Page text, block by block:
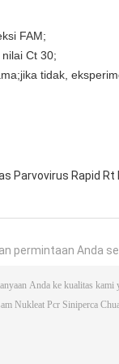
FAM;
Ct 30;
tidak,
Parvovirus Rapid Rt
permintaan Anda